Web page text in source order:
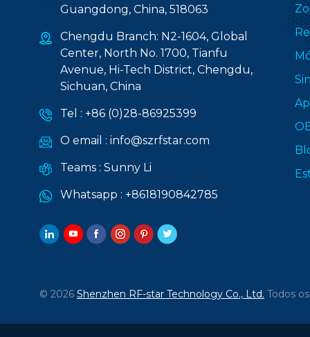
Guangdong, China, 518063
Chengdu Branch: N2-1604, Global
Center, North No. 1700, Tianfu
Avenue, Hi-Tech District, Chengdu,
Sichuan, China
Tel : +86 (0)28-86925399
O email : info@szrfstar.com
Teams : Sunny Li
Whatsapp : +8618190842785
© 2026 Shenzhen RF-star Technology Co., Ltd. Todos